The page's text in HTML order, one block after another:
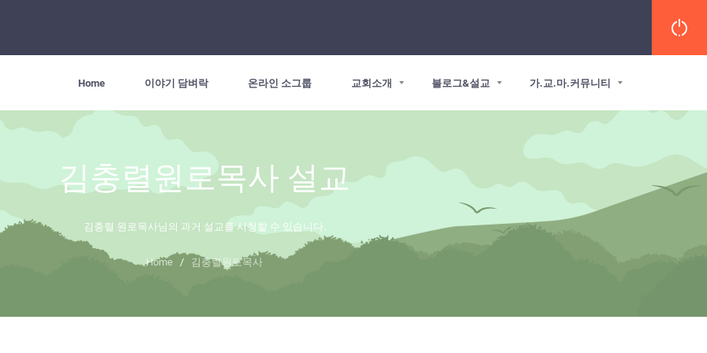
Home 이야기 담벼락 온라인 소그룹 교회소개 블로그&설교 가.교.마.커뮤니티
김충렬원로목사 설교
김충렬 원로목사님의 과거 설교를 시청할 수 있습니다.
Home / 김충렬원로목사